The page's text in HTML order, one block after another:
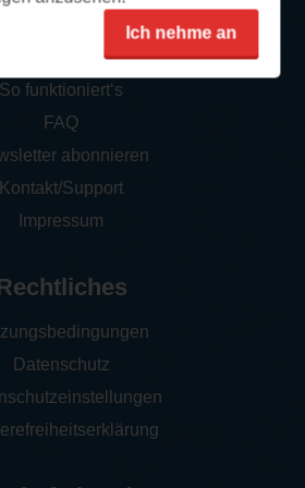
Ich nehme an
So funktioniert‘s
FAQ
abonnieren
Kontakt/Support
Impressum
Datenschutz